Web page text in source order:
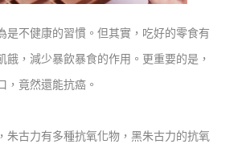
是不健康的習慣。但其實，吃好的零食有
餓，減少暴飲暴食的作用。更重要的是，
，竟然還能抗癌。
朱古力有多種抗氧化物，黑朱古力的抗氧